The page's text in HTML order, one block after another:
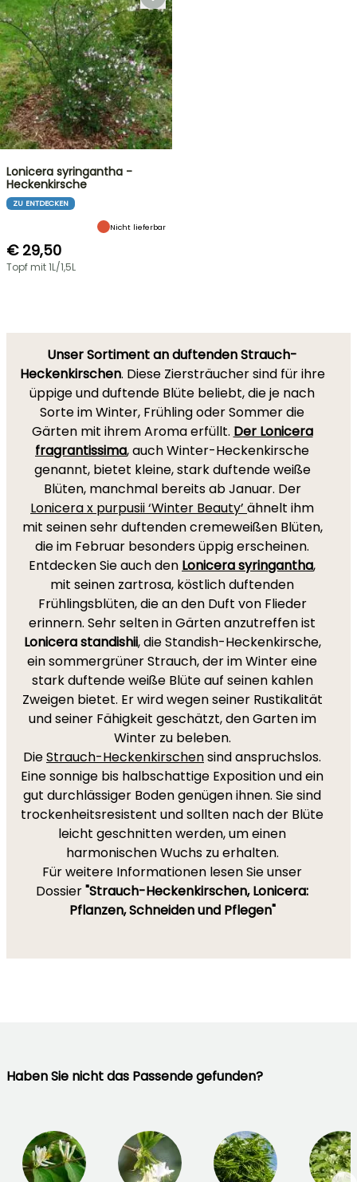
Lonicera syringantha -
Heckenkirsche
ZU ENTDECKEN
Nicht lieferbar
€ 29,50
Topf mit 1L/1,5L
Unser Sortiment an duftenden Strauch-
Heckenkirschen. Diese Ziersträucher sind für ihre
üppige und duftende Blüte beliebt, die je nach
Sorte im Winter, Frühling oder Sommer die
Gärten mit ihrem Aroma erfüllt. Der Lonicera
fragrantissima, auch Winter-Heckenkirsche
genannt, bietet kleine, stark duftende weiße
Blüten, manchmal bereits ab Januar. Der
Lonicera x purpusii ‘Winter Beauty’ ähnelt ihm
mit seinen sehr duftenden cremeweißen Blüten,
die im Februar besonders üppig erscheinen.
Entdecken Sie auch den Lonicera syringantha,
mit seinen zartrosa, köstlich duftenden
Frühlingsblüten, die an den Duft von Flieder
erinnern. Sehr selten in Gärten anzutreffen ist
Lonicera standishii, die Standish-Heckenkirsche,
ein sommergrüner Strauch, der im Winter eine
stark duftende weiße Blüte auf seinen kahlen
Zweigen bietet. Er wird wegen seiner Rustikalität
und seiner Fähigkeit geschätzt, den Garten im
Winter zu beleben.
DieStrauch-Heckenkirschensind anspruchslos.
Eine sonnige bis halbschattige Exposition und ein
gut durchlässiger Boden genügen ihnen. Sie sind
trockenheitsresistent und sollten nach der Blüte
leicht geschnitten werden, um einen
harmonischen Wuchs zu erhalten.
Für weitere Informationen lesen Sie unser
Dossier"Strauch-Heckenkirschen, Lonicera:
Pflanzen, Schneiden und Pflegen"
Haben Sie nicht das Passende gefunden?